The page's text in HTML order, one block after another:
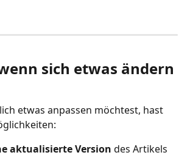
sich etwas ändern
etwas anpassen möchtest, hast
aktualisierte Version des Artikels